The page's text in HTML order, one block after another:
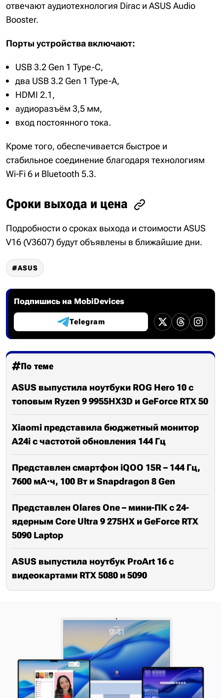
отвечают аудиотехнология Dirac и ASUS Audio
Booster.
Порты устройства включают:
USB 3.2 Gen 1 Type-C,
два USB 3.2 Gen 1 Type-A,
HDMI 2.1,
аудиоразъём 3,5 мм,
вход постоянного тока.
Кроме того, обеспечивается быстрое и
стабильное соединение благодаря технологиям
Wi-Fi 6 и Bluetooth 5.3.
Сроки выхода и цена
Подробности о сроках выхода и стоимости ASUS
V16 (V3607) будут объявлены в ближайшие дни.
ASUS
Подпишись на MobiDevices
Telegram
По теме
ASUS выпустила ноутбуки ROG Hero 10 с
топовым Ryzen 9 9955HX3D и GeForce RTX 50
Xiaomi представила бюджетный монитор
A24i с частотой обновления 144 Гц
Представлен смартфон iQOO 15R – 144 Гц,
7600 мА·ч, 100 Вт и Snapdragon 8 Gen
Представлен Olares One – мини-ПК c 24-
ядерным Core Ultra 9 275HX и GeForce RTX
5090 Laptop
ASUS выпустила ноутбук ProArt 16 с
видеокартами RTX 5080 и 5090